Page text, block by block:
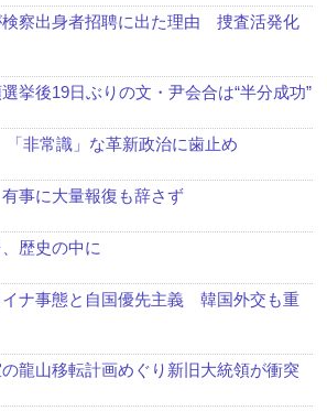
検察出身者招聘に出た理由 捜査活発化
選挙後19日ぶりの文・尹会合は“半分成功”
「非常識」な革新政治に歯止め
事に大量報復も辞さず
、歴史の中に
イナ事態と自国優先主義 韓国外交も重
の龍山移転計画めぐり新旧大統領が衝突